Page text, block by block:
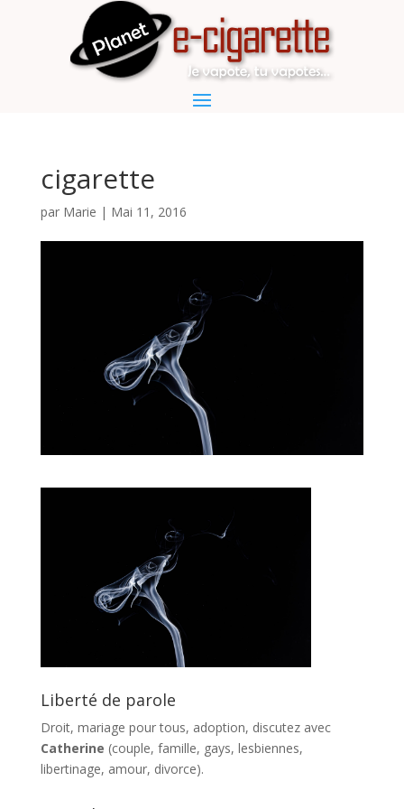
cigarette
par Marie | Mai 11, 2016
Liberté de parole
Droit, mariage pour tous, adoption, discutez avec
Catherine (couple, famille, gays, lesbiennes,
libertinage, amour, divorce).